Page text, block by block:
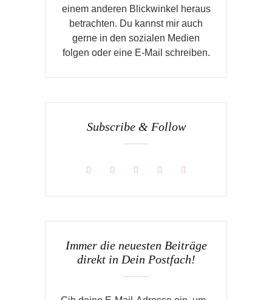
einem anderen Blickwinkel heraus
betrachten. Du kannst mir auch
gerne in den sozialen Medien
folgen oder eine E-Mail schreiben.
Subscribe & Follow
Immer die neuesten Beiträge
direkt in Dein Postfach!